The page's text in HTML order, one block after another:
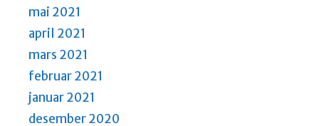
mai 2021
april 2021
mars 2021
februar 2021
januar 2021
desember 2020